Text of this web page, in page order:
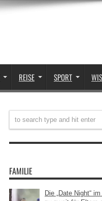
REISE SPORT
FAMILIE
Die „Date Night“